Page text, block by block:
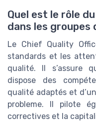
Quel est le rôle
dans les groupes
Le Chief Quality
standards et les
qualité. Il s’assure
dispose des
qualité adaptés et
probleme. Il pilote
correctives et la